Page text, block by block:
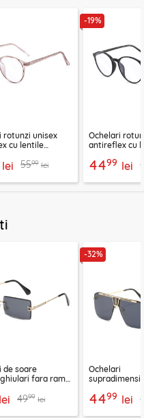
rotunzi unisex
cu lentile
lei 5599 lei
-19%
Ochelari
antireflex cu
F8551-C2
4499 lei
de soare
fara rama
lei 4999 lei
-32%
Ochelari
2576
4499 lei